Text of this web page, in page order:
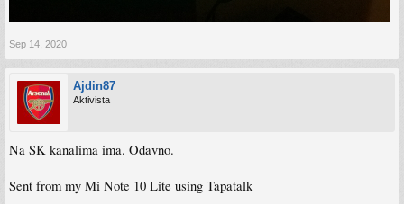
Sep 14, 2020
Ajdin87
Aktivista
Na SK kanalima ima. Odavno.
Sent from my Mi Note 10 Lite using Tapatalk